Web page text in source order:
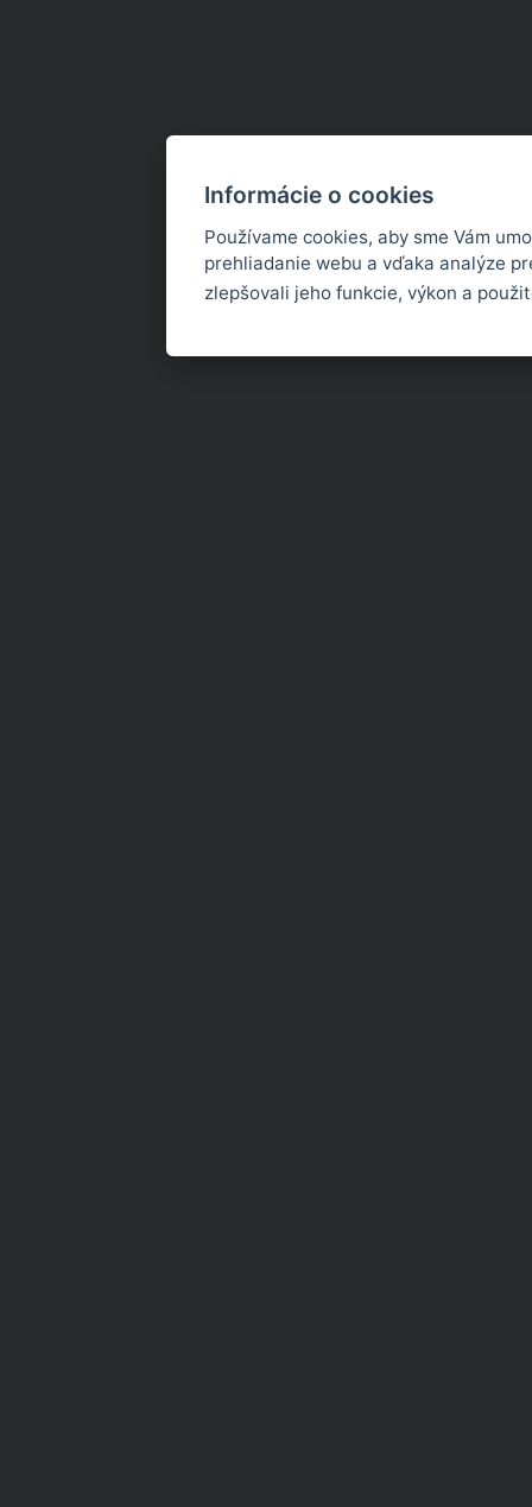
Informácie o cookies
Používame cookies, aby sme Vám
prehliadanie webu a vďaka analýze
zlepšovali jeho funkcie, výkon a